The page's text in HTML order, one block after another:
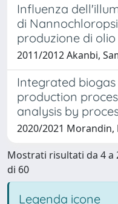
Influenza
di
produzione di
2011/2012 Akanbi,
Integrated
production
analysis by
2020/2021 Morandin,
Mostrati risultati da 4 a
di 60
Legenda icone